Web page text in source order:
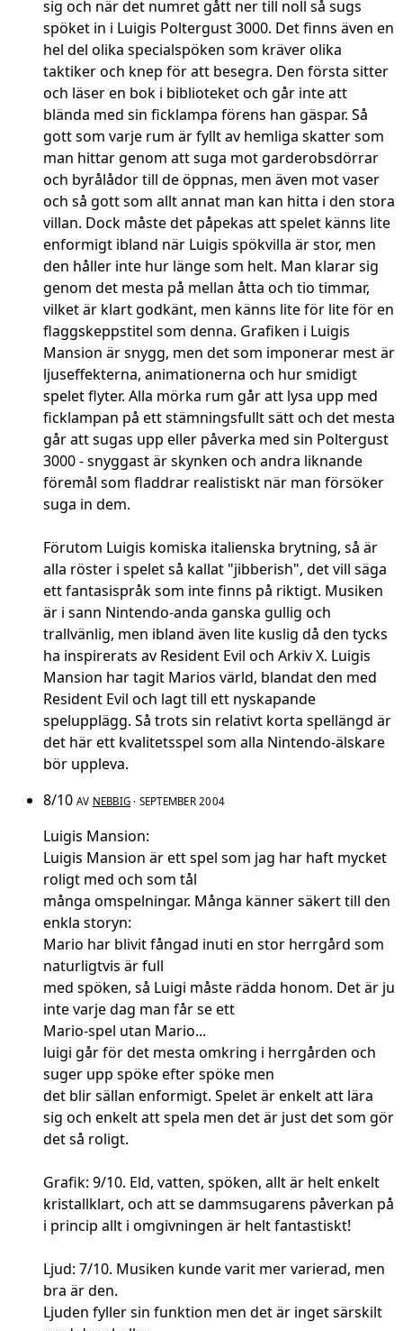
sig och när det numret gått ner till noll så sugs
spöket in i Luigis Poltergust 3000. Det finns även en
hel del olika specialspöken som kräver olika
taktiker och knep för att besegra. Den första sitter
och läser en bok i biblioteket och går inte att
blända med sin ficklampa förens han gäspar. Så
gott som varje rum är fyllt av hemliga skatter som
man hittar genom att suga mot garderobsdörrar
och byrålådor till de öppnas, men även mot vaser
och så gott som allt annat man kan hitta i den stora
villan. Dock måste det påpekas att spelet känns lite
enformigt ibland när Luigis spökvilla är stor, men
den håller inte hur länge som helt. Man klarar sig
genom det mesta på mellan åtta och tio timmar,
vilket är klart godkänt, men känns lite för lite för en
flaggskeppstitel som denna. Grafiken i Luigis
Mansion är snygg, men det som imponerar mest är
ljuseffekterna, animationerna och hur smidigt
spelet flyter. Alla mörka rum går att lysa upp med
ficklampan på ett stämningsfullt sätt och det mesta
går att sugas upp eller påverka med sin Poltergust
3000 - snyggast är skynken och andra liknande
föremål som fladdrar realistiskt när man försöker
suga in dem.
Förutom Luigis komiska italienska brytning, så är
alla röster i spelet så kallat "jibberish", det vill säga
ett fantasispråk som inte finns på riktigt. Musiken
är i sann Nintendo-anda ganska gullig och
trallvänlig, men ibland även lite kuslig då den tycks
ha inspirerats av Resident Evil och Arkiv X. Luigis
Mansion har tagit Marios värld, blandat den med
Resident Evil och lagt till ett nyskapande
spelupplägg. Så trots sin relativt korta spellängd är
det här ett kvalitetsspel som alla Nintendo-älskare
bör uppleva.
8/10 AV NEBBIG · SEPTEMBER 2004
Luigis Mansion:
Luigis Mansion är ett spel som jag har haft mycket
roligt med och som tål
många omspelningar. Många känner säkert till den
enkla storyn:
Mario har blivit fångad inuti en stor herrgård som
naturligtvis är full
med spöken, så Luigi måste rädda honom. Det är ju
inte varje dag man får se ett
Mario-spel utan Mario...
luigi går för det mesta omkring i herrgården och
suger upp spöke efter spöke men
det blir sällan enformigt. Spelet är enkelt att lära
sig och enkelt att spela men det är just det som gör
det så roligt.
Grafik: 9/10. Eld, vatten, spöken, allt är helt enkelt
kristallklart, och att se dammsugarens påverkan på
i princip allt i omgivningen är helt fantastiskt!
Ljud: 7/10. Musiken kunde varit mer varierad, men
bra är den.
Ljuden fyller sin funktion men det är inget särskilt